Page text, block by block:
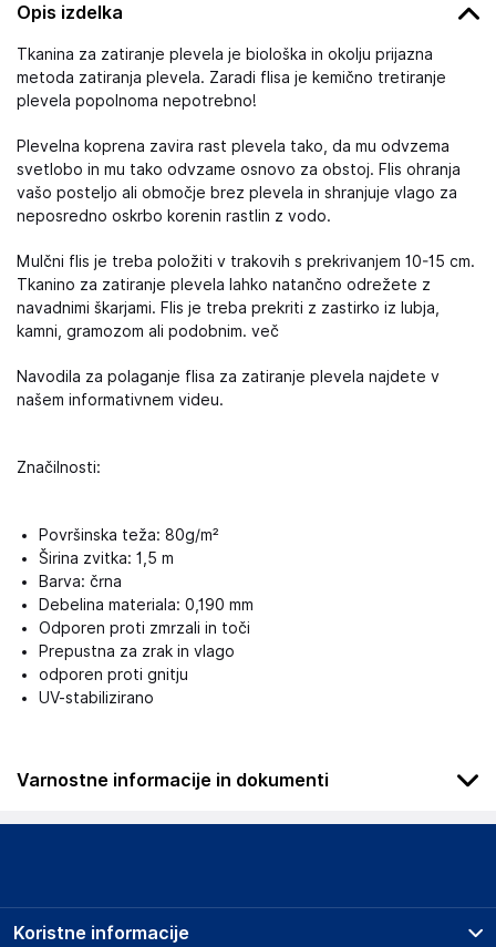
Opis izdelka
Tkanina za zatiranje plevela je biološka in okolju prijazna
metoda zatiranja plevela. Zaradi flisa je kemično tretiranje
plevela popolnoma nepotrebno!
Plevelna koprena zavira rast plevela tako, da mu odvzema
svetlobo in mu tako odvzame osnovo za obstoj. Flis ohranja
vašo posteljo ali območje brez plevela in shranjuje vlago za
neposredno oskrbo korenin rastlin z vodo.
Mulčni flis je treba položiti v trakovih s prekrivanjem 10-15 cm.
Tkanino za zatiranje plevela lahko natančno odrežete z
navadnimi škarjami. Flis je treba prekriti z zastirko iz lubja,
kamni, gramozom ali podobnim. več
Navodila za polaganje flisa za zatiranje plevela najdete v
našem informativnem videu.
Značilnosti:
Površinska teža: 80g/m²
Širina zvitka: 1,5 m
Barva: črna
Debelina materiala: 0,190 mm
Odporen proti zmrzali in toči
Prepustna za zrak in vlago
odporen proti gnitju
UV-stabilizirano
Varnostne informacije in dokumenti
Podatki o proizvajalcu
Aquagart Trading GmbH
Koristne informacije